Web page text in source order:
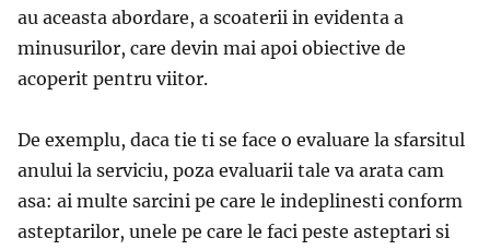
au aceasta abordare, a scoaterii in evidenta a
minusurilor, care devin mai apoi obiective de
acoperit pentru viitor.
De exemplu, daca tie ti se face o evaluare la sfarsitul
anului la serviciu, poza evaluarii tale va arata cam
asa: ai multe sarcini pe care le indeplinesti conform
asteptarilor, unele pe care le faci peste asteptari si